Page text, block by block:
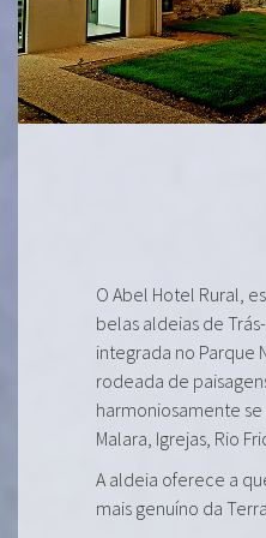
O Abel Hotel Rural,
belas aldeias de
integrada no Parque
rodeada de
harmoniosamente
Malara, Igrejas, Rio
A aldeia oferece a
mais genuíno da